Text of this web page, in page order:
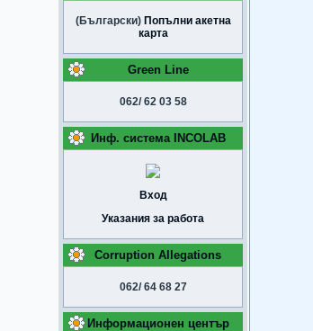
(Български) Попълни акетна
карта
Green Line
062/ 62 03 58
Инф. система INCOLAB
Вход
Указания за работа
Corruption Allegations
062/ 64 68 27
Информационен център